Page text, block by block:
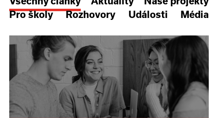
Pro školy
Rozhovory Události Média